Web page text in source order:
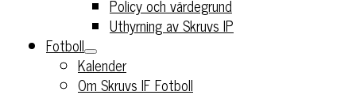
Policy och värdegrund
Uthyrning av Skruvs IP
Fotboll
Kalender
Om Skruvs IF Fotboll